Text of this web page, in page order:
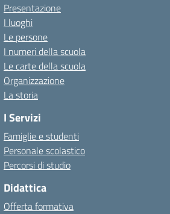
Presentazione
I luoghi
Le persone
I numeri della scuola
Le carte della scuola
Organizzazione
La storia
I Servizi
Famiglie e studenti
Personale scolastico
Percorsi di studio
Didattica
Offerta formativa